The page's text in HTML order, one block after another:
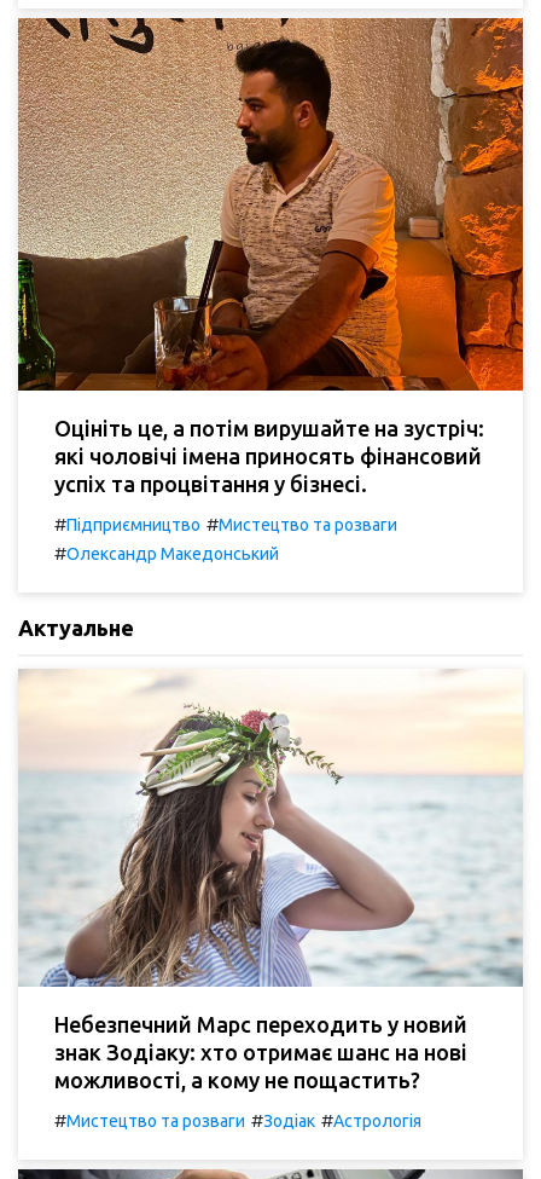
Оцініть це, а потім вирушайте на зустріч:
які чоловічі імена приносять фінансовий
успіх та процвітання у бізнесі.
#Підприємництво #Мистецтво та розваги
#Олександр Македонський
Актуальне
Небезпечний Марс переходить у новий
знак Зодіаку: хто отримає шанс на нові
можливості, а кому не пощастить?
#Мистецтво та розваги #Зодіак #Астрологія